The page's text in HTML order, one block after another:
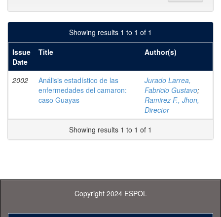
Showing results 1 to 1 of 1
Issue
Date
Title Author(s)
2002
Análisis estadístico de las
enfermedades del camaron:
caso Guayas
Jurado Larrea,
Fabricio Gustavo;
Ramirez F., Jhon,
Director
Showing results 1 to 1 of 1
Copyright 2024 ESPOL